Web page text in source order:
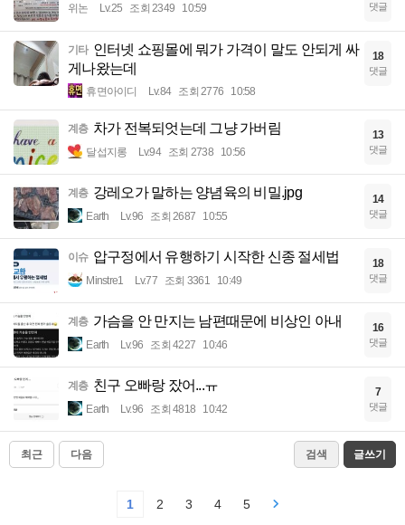
위논 Lv.25 조회 2349 10:59 댓글
기타 인터넷 쇼핑몰에 뭐가 가격이 말도 안되게 싸
게나왔는데
휴면아이디 Lv.84 조회 2776 10:58
18
댓글
계층 차가 전복되엇는데 그냥 가버림
달섭지롱 Lv.94 조회 2738 10:56
13
댓글
계층 강레오가 말하는 양념육의 비밀.jpg
Earth Lv.96 조회 2687 10:55
14
댓글
이슈 압구정에서 유행하기 시작한 신종 절세법
Minstre1 Lv.77 조회 3361 10:49
18
댓글
계층 가슴을 안 만지는 남편때문에 비상인 아내
Earth Lv.96 조회 4227 10:46
16
댓글
계층 친구 오빠랑 잤어...ㅠ
Earth Lv.96 조회 4818 10:42
7
댓글
최근 다음 검색 글쓰기
1 2 3 4 5